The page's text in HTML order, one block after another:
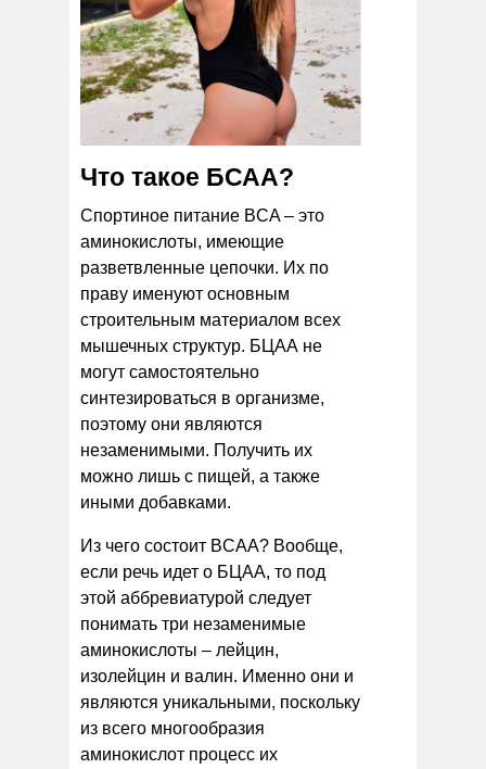
Что такое БСАА?
Спортиное питание BCA – это
аминокислоты, имеющие
разветвленные цепочки. Их по
праву именуют основным
строительным материалом всех
мышечных структур. БЦАА не
могут самостоятельно
синтезироваться в организме,
поэтому они являются
незаменимыми. Получить их
можно лишь с пищей, а также
иными добавками.
Из чего состоит BCAA? Вообще,
если речь идет о БЦАА, то под
этой аббревиатурой следует
понимать три незаменимые
аминокислоты – лейцин,
изолейцин и валин. Именно они и
являются уникальными, поскольку
из всего многообразия
аминокислот процесс их